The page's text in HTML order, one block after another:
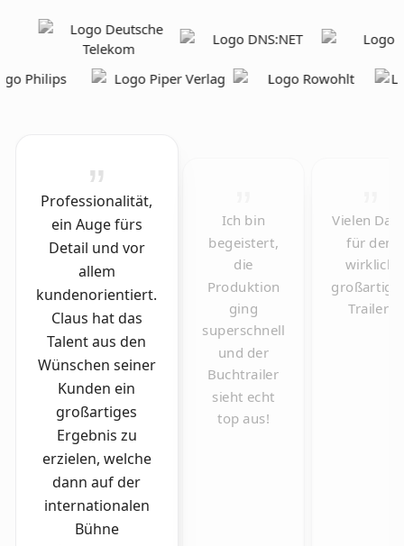
Professionalität,
ein Auge fürs
Detail und vor
allem
kundenorientiert.
Claus hat das
Talent aus den
Wünschen seiner
Kunden ein
großartiges
Ergebnis zu
erzielen, welche
dann auf der
internationalen
Bühne
Ich bin
begeistert,
die
Produktion
ging
superschnell
und der
Buchtrailer
sieht echt
top aus!
Vielen
für den
wirklich
Trailer!